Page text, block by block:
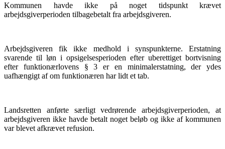
Kommunen havde ikke på noget tidspunkt krævet
arbejdsgiverperioden tilbagebetalt fra arbejdsgiveren.
Arbejdsgiveren fik ikke medhold i synspunkterne. Erstatning
svarende til løn i opsigelsesperioden efter uberettiget bortvisning
efter funktionærlovens § 3 er en minimalerstatning, der ydes
uafhængigt af om funktionæren har lidt et tab.
Landsretten anførte særligt vedrørende arbejdsgiverperioden, at
arbejdsgiveren ikke havde betalt noget beløb og ikke af kommunen
var blevet afkrævet refusion.